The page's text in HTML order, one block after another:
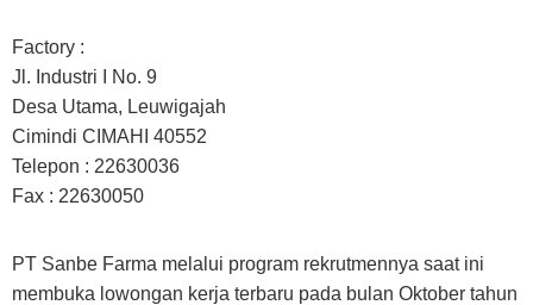
Factory :
Jl. Industri I No. 9
Desa Utama, Leuwigajah
Cimindi CIMAHI 40552
Telepon : 22630036
Fax : 22630050
PT Sanbe Farma melalui program rekrutmennya saat ini
membuka lowongan kerja terbaru pada bulan Oktober tahun